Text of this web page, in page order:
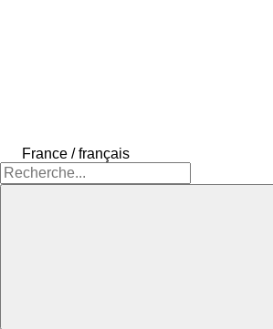
France / français